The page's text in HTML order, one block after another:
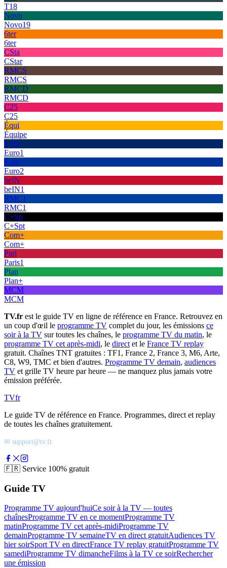
T18
Novo
Novo19
6ter
6ter
CSta
CStar
RMCS
RMCS
RMCD
RMCD
C25
C25
Équi
Équipe
Euro
Euro1
Euro
Euro2
beIN
beIN1
RMC1
RMC1
C+Sp
C+Spt
Com+
Com+
Pari
Paris1
Plan
Plan+
MCM
MCM
TV.fr est le guide TV en ligne de référence en France. Retrouvez en
un coup d'œil le programme TV complet du jour, les émissions ce
soir à la TV sur toutes les chaînes, le programme TV du matin, le
programme TV cet après-midi, le direct et le France TV replay
gratuit. Chaînes TNT gratuites : TF1, France 2, France 3, M6, Arte,
C8, W9, TMC et bien d'autres. Programme TV demain, audiences
TV et grille TV heure par heure — ne manquez plus jamais votre
émission préférée.
TVfr
Le guide TV de référence en France. Programmes, direct et replay
de toutes les chaînes gratuitement.
✉ support@tv.fr
🇫🇷 Service 100% gratuit
Guide TV
Programme TV aujourd'huiCe soir à la TV — toutes
chaînesProgramme TV en ce momentProgramme TV
matinProgramme TV cet après-midiProgramme TV
demainProgramme TV semaineTV en direct gratuitAudiences TV
hier soirSport TV en directFrance TV replay gratuitProgramme TV
samediProgramme TV dimancheFilms à la TV ce soirRechercher
une émission